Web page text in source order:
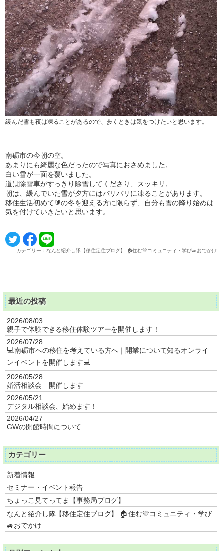
緩んだ雪も夜は凍ることがあるので、歩くときは気をつけたいと思います。
南砺市の今朝の空。
あまりにも綺麗な色だったので写真におさめました。
白い雪が一面を覆いました。
道は除雪車がすっきり除雪してくださり、スッキリ。
朝は、緩んでいた雪が夕方にはバリバリに凍ることがあります。
移住生活初めて🔰の冬を迎える方に限らず、自分も雪の降り始めは
気を付けていきたいと思います。
カテゴリー：なんと紹介し隊【移住定住ブログ】 🏠住む💛コミュニティ・学び🚙おでかけ
最近の投稿
2026/08/03
親子で体験できる移住体験ツアーを開催します！
2026/07/28
💻南砺市への移住を考えている方へ｜開業について知るオンライ
ンイベントを開催します💻
2026/05/28
婚活相談会 開催します
2026/05/21
デジタル相談会、始めます！
2026/04/27
GWの開館時間について
カテゴリー
新着情報
セミナー・イベント報告
ちょっこ見てってま【事務局ブログ】
なんと紹介し隊【移住定住ブログ】 🏠住む💛コミュニティ・学び
🚙おでかけ